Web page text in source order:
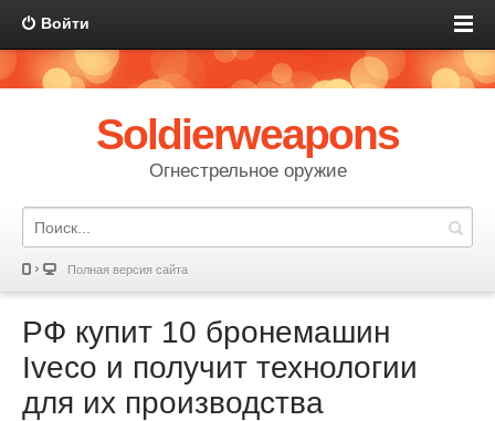
Войти
Soldierweapons
Огнестрельное оружие
Полная версия сайта
РФ купит 10 бронемашин
Iveco и получит технологии
для их производства